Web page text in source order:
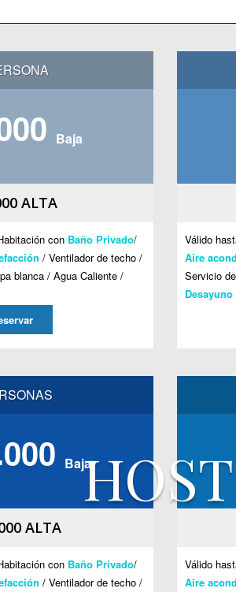
Baja
ALTA
con Baño Privado/
/ Ventilador de techo /
blanca / Agua Caliente /
Válido
Aire
Servicio de
Desayuno
Baja
ALTA
con Baño Privado/
/ Ventilador de techo /
Válido
Aire